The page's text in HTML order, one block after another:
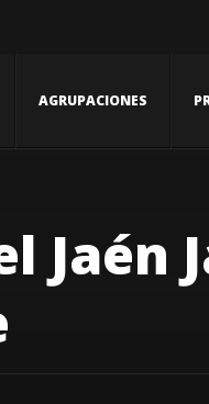
AGRUPACIONES
Jaén